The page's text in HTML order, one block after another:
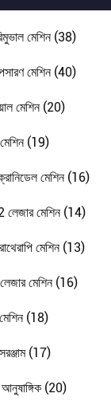
মেশিন(38)
মেশিন(40)
মেশিন(20)
(19)
মেশিন(16)
লেজার মেশিন(14)
মেশিন(13)
মেশিন(16)
(18)
(17)
আনুষাঙ্গিক (20)